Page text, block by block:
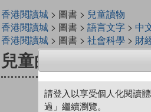
香港閱讀城> 圖書 > 兒童讀物
香港閱讀城> 圖書 > 語言文字> 中
香港閱讀城> 圖書 > 社會科學 > 財
兒童的學習 9 金錢的
請登入以享受個人化閱讀
過」繼續瀏覽。